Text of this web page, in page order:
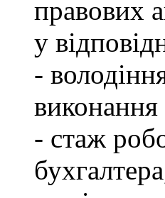
правових
у
-
виконання
- стаж